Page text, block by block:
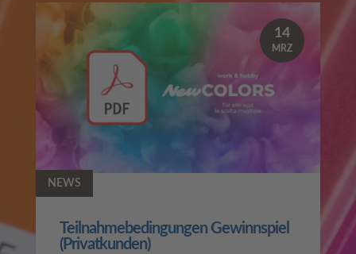
Teilnahmebedingungen Gewinnspiel
(Privatkunden)
NEWS
14
MRZ